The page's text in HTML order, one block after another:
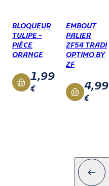
BLOQUEUR
TULIPE -
PIÈCE
ORANGE
1,99
€
EMBOUT
PALIER
ZF54 TRADI
OPTIMO BY
ZF
4,99
€